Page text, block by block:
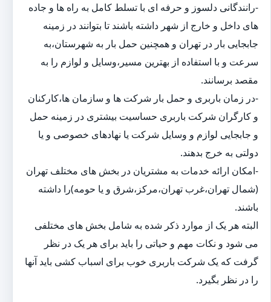
-رانندگانی دلسوز و حرفه ای با تسلط کامل به راه ها و جاده
های داخل و خارج از شهر داشته باشند تا بتوانند در زمینه
جابجایی بار در تهران و همچنین حمل بار به شهرستان،به
سرعت و با استفاده از بهترین مسیر،وسایل و لوازم را به
مقصد برسانند.
-در زمان باربری و حمل بار شرکت ها و سازمان ها،کارکنان
و کارگران شرکت باربری حساسیت بیشتری در زمینه حمل
و جابجایی لوازم و وسایل شرکت یا نهادهای خصوصی و یا
دولتی به خرج بدهند.
-امکان ارائه خدمات به مشتریان در بخش های مختلف تهران
(شمال تهران،غرب تهران،مرکز،شرق و یا حومه)را داشته
باشند.
البته هر یک از موارد ذکر شده به شامل بخش های مختلفی
می شود و نکات مهم و حیاتی را باید برای هر یک در نظر
گرفت که یک شرکت باربری خوب برای اسباب کشی باید آنها
را در نظر بگیرد.